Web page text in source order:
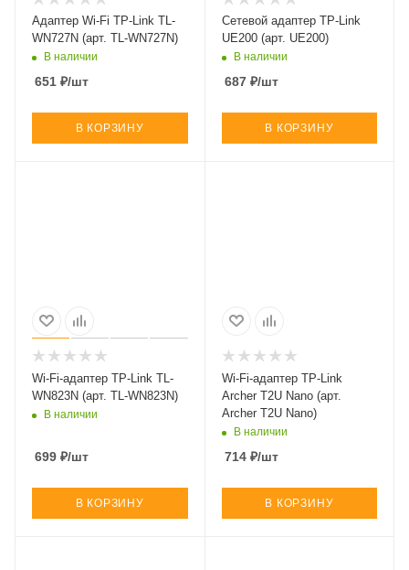
Адаптер Wi-Fi TP-Link TL-
WN727N (арт. TL-WN727N)
В наличии
651 ₽/шт
В КОРЗИНУ
Сетевой адаптер TP-Link
UE200 (арт. UE200)
В наличии
687₽/шт
В КОРЗИНУ
Wi-Fi-адаптер TP-Link TL-
WN823N (арт. TL-WN823N)
В наличии
699 ₽/шт
В КОРЗИНУ
Wi-Fi-адаптер TP-Link
Archer T2U Nano (арт.
Archer T2U Nano)
В наличии
714₽/шт
В КОРЗИНУ